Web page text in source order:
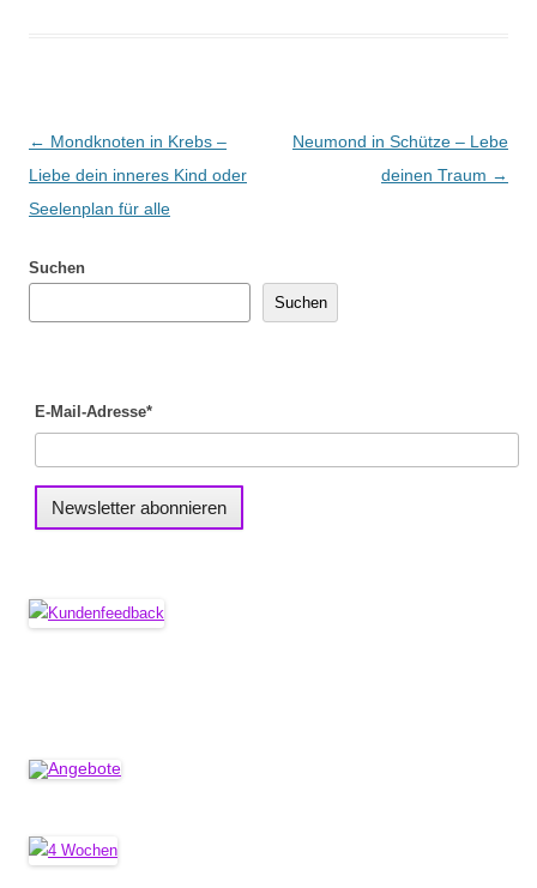
Beitragsnavigation
← Mondknoten in Krebs –
Liebe dein inneres Kind oder
Seelenplan für alle
Neumond in Schütze – Lebe
deinen Traum →
Suchen
Suchen
E-Mail-Adresse*